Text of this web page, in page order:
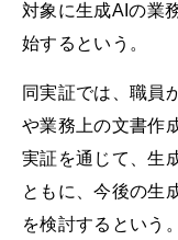
対象に生成AIの業
始するという。
同実証では、職員
や業務上の文書作
実証を通じて、生
ともに、今後の生
を検討するという。